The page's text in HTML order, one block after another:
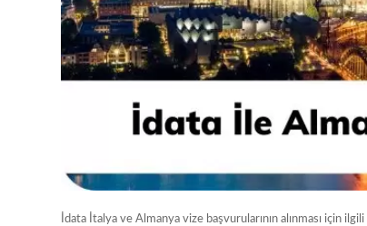
İdata İtalya ve Almanya vize başvurularının alınması için